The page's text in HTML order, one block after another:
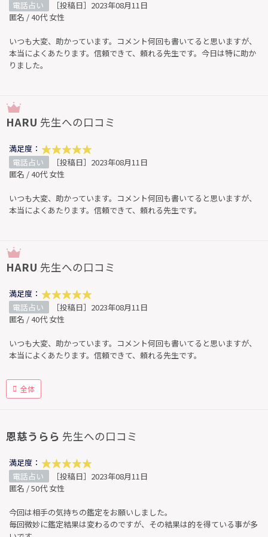
電話占い
［投稿日］2023年08月11日
匿名 / 40代 女性
いつも大変、助かっています。コメント何回も書いてると思いますが、
本当によくあたります。信頼できて、頼れる先生です。今日は特に助か
りました。
HARU 先生への口コミ
満足度：
電話占い
［投稿日］2023年08月11日
匿名 / 40代 女性
いつも大変、助かっています。コメント何回も書いてると思いますが、
本当によくあたります。信頼できて、頼れる先生です。
HARU 先生への口コミ
満足度：
電話占い
［投稿日］2023年08月11日
匿名 / 40代 女性
いつも大変、助かっています。コメント何回も書いてると思いますが、
本当によくあたります。信頼できて、頼れる先生です。
全体
恩慈うらら 先生への口コミ
満足度：
電話占い
［投稿日］2023年08月11日
匿名 / 50代 女性
今回は相手の気持ちの鑑定をお願いしました。
毎回微妙に鑑定結果は変わるのですが、その結果は的を得ている事が多